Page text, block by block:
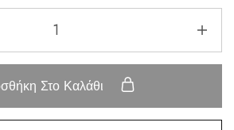
Στο Καλάθι